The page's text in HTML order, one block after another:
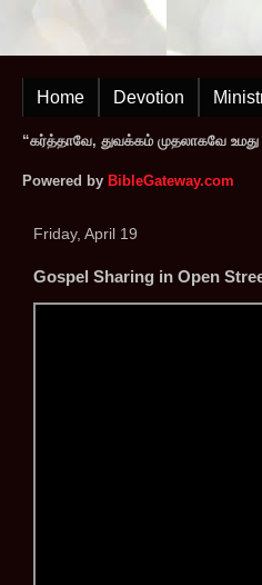
Home Devotion
“கர்த்தாவே, துவக்கம் முதலாகவே
Powered by BibleGateway.com
Friday, April 19
Gospel Sharing in Open